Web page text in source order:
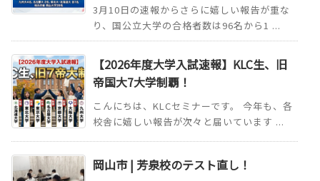
3月10日の速報からさらに嬉しい報告が重な
り、国公立大学の合格者数は96名から1 ...
【2026年度大学入試速報】KLC生、旧
帝国大7大学制覇！
こんにちは、KLCセミナーです。 今年も、各
校舎に嬉しい報告が次々と届いています ...
岡山市 | 芳泉校のテスト直し！